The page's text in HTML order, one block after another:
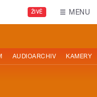
ŽIVĚ MENU
AUDIOARCHIV KAMERY